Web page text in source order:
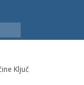
Ključ